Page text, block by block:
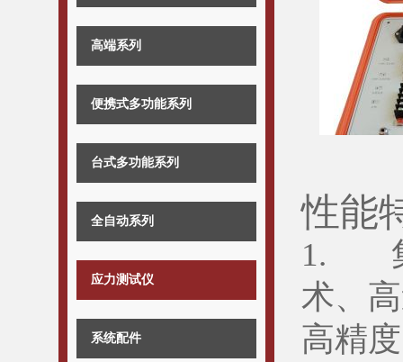
高端系列
便携式多功能系列
台式多功能系列
全自动系列
应力测试仪
系统配件
性能
1. 集
术、
高精